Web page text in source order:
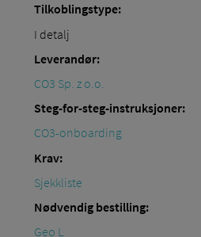
Tilkoblingstype:
I detalj
Leverandør:
CO3 Sp. z o.o.
Steg-for-steg-instruksjoner:
CO3-onboarding
Krav:
Sjekkliste
Nødvendig bestilling:
Geo L